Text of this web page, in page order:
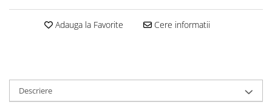
Tricouri music is life
Tricouri sporturi de iarna
Halloween
Tricouri aniversare
Adauga la Favorite Cere informatii
Descriere